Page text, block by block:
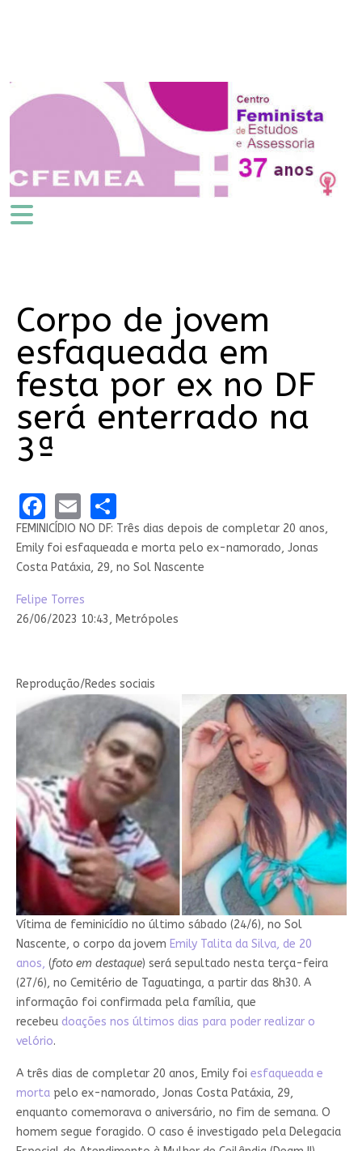
Corpo de jovem
esfaqueada em
festa por ex no DF
será enterrado na
3ª
Facebook
EmailShare
FEMINICÍDIO NO DF: Três dias depois de completar 20 anos,
Emily foi esfaqueada e morta pelo ex-namorado, Jonas
Costa Patáxia, 29, no Sol Nascente
Felipe Torres
26/06/2023 10:43, Metrópoles
Reprodução/Redes sociais
Vítima de feminicídio no último sábado (24/6), no Sol
Nascente, o corpo da jovem Emily Talita da Silva, de 20
anos, (foto em destaque) será sepultado nesta terça-feira
(27/6), no Cemitério de Taguatinga, a partir das 8h30. A
informação foi confirmada pela família, que
recebeu doações nos últimos dias para poder realizar o
velório.
A três dias de completar 20 anos, Emily foi esfaqueada e
mortapelo ex-namorado, Jonas Costa Patáxia, 29,
enquanto comemorava o aniversário, no fim de semana. O
homem segue foragido. O caso é investigado pela Delegacia